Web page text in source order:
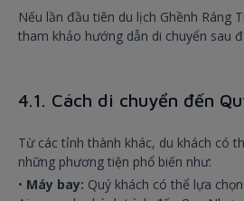
Nếu lần đầu tiên du lịch Ghềnh Ráng
tham khảo hướng dẫn di chuyển sau
4.1. Cách di chuyển đến
Từ các tỉnh thành khác, du khách có
những phương tiện phổ biến như:
• Máy bay: Quý khách có thể lựa